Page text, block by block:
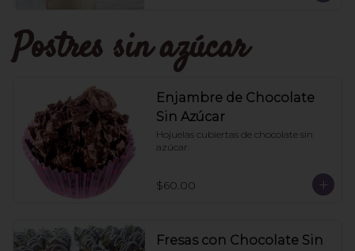
Postres sin azúcar
Enjambre de Chocolate
Sin Azúcar
Hojuelas cubiertas de chocolate sin
azúcar.
$60.00
Fresas con Chocolate Sin